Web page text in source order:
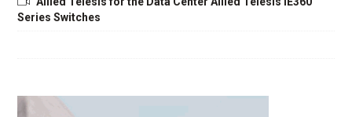
Series Switches